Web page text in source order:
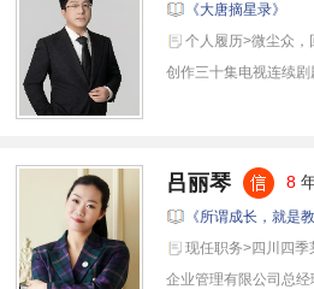
《大唐摘星录》
个人履历>微尘众
创作三十集电视连续剧
吕丽琴 8
《所谓成长，就是
现任职务>四川四
企业管理有限公司总